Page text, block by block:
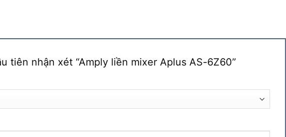
tiên nhận xét “Amply liền mixer Aplus AS-6Z60”